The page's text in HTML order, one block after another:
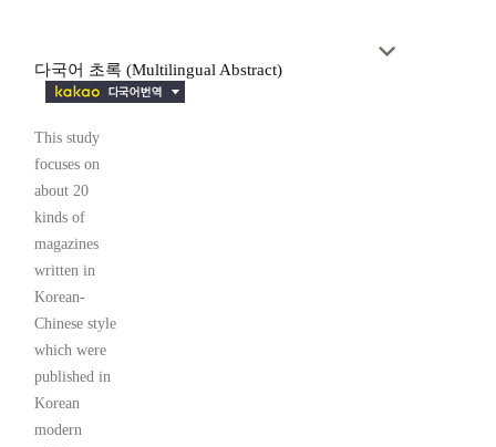
다국어 초록 (Multilingual Abstract)
This study
focuses on
about 20
kinds of
magazines
written in
Korean-
Chinese style
which were
published in
Korean
modern